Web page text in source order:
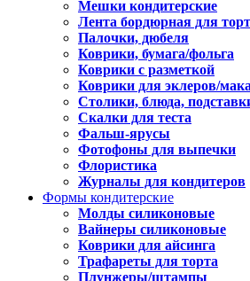
Мешки кондитерские
Лента бордюрная для
Палочки, дюбеля
Коврики, бумага/фольга
Коврики с разметкой
Коврики для эклеров/
Столики, блюда,
Скалки для теста
Фальш-ярусы
Фотофоны для выпечки
Флористика
Журналы для кондитеров
Формы кондитерские
Молды силиконовые
Вайнеры силиконовые
Коврики для айсинга
Трафареты для торта
Плунжеры/штампы